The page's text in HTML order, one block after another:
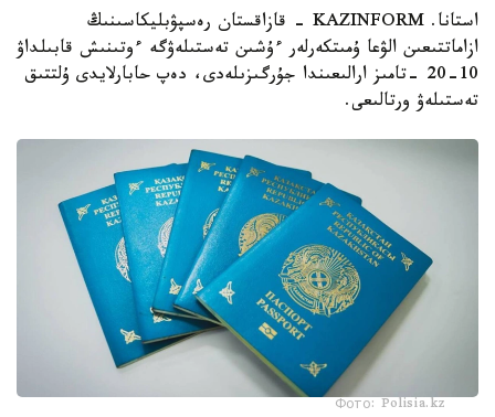
استانا. KAZINFORM - قازاقستان رەسپۋبليكاسىنىڭ
ازاماتتىعىن الۋعا ۇمىتكەرلەر ءۇشىن تەستىلەۋگە ءوتىنىش قابىلداۋ
10-20 -تامىز ارالىعىندا جۇرگىزىلەدى، دەپ حابارلايدى ۇلتتىق
تەستىلەۋ ورتالىعى.
Фото: Polisia.kz